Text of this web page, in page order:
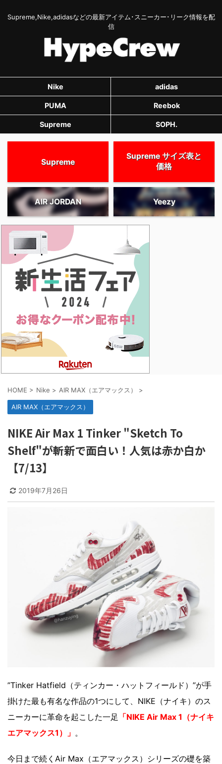
Supreme,Nike,adidasなどの最新アイテム･スニーカー･リーク情報を配
信
Nike adidas
PUMA Reebok
Supreme SOPH.
Supreme
Supreme サイズ表と
価格
AIR JORDAN Yeezy
HOME > Nike > AIR MAX（エアマックス） >
AIR MAX（エアマックス）
NIKE Air Max 1 Tinker "Sketch To
Shelf"が斬新で面白い！人気は赤か白か
【7/13】
2019年7月26日
”Tinker Hatfield（ティンカー・ハットフィールド）”が手
掛けた最も有名な作品の1つにして、NIKE（ナイキ）のス
ニーカーに革命を起こした一足 「NIKE Air Max 1（ナイキ
エアマックス1）」 。
今日まで続くAir Max（エアマックス）シリーズの礎を築